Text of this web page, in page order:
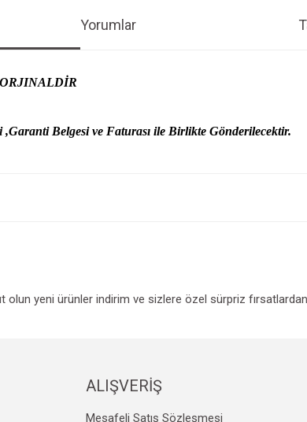
Yorumlar
,Garanti Belgesi ve Faturası ile Birlikte Gönderilecektir.
alternatifler olmalı.
olun yeni ürünler indirim ve sizlere özel sürpriz
ALIŞVERİŞ
Mesafeli Satış Sözleşmesi